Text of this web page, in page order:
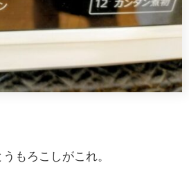
もろこしがこれ。